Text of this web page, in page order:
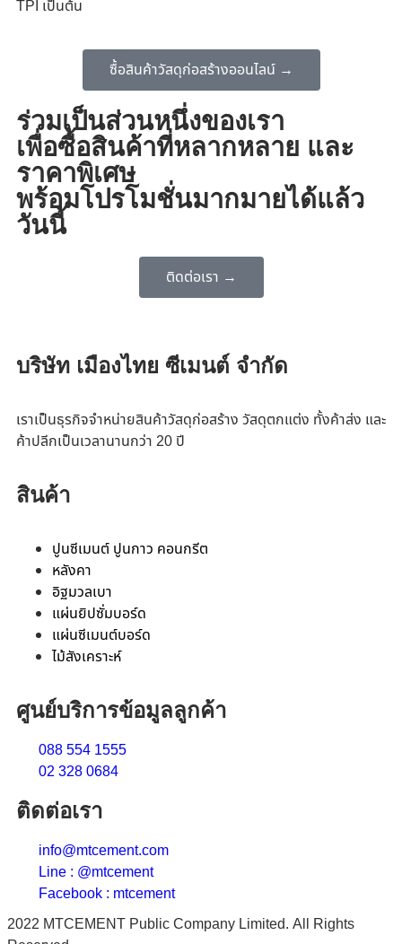
TPI เป็นต้น
ซื้อสินค้าวัสดุก่อสร้างออนไลน์ →
ร่วมเป็นส่วนหนึ่งของเรา
เพื่อซื้อสินค้าที่หลากหลาย และ
ราคาพิเศษ
พร้อมโปรโมชั่นมากมายได้แล้ว
วันนี้
ติดต่อเรา →
บริษัท เมืองไทย ซีเมนต์ จำกัด
เราเป็นธุรกิจจำหน่ายสินค้าวัสดุก่อสร้าง วัสดุตกแต่ง ทั้งค้าส่ง และ
ค้าปลีกเป็นเวลานานกว่า 20 ปี
สินค้า
ปูนซีเมนต์ ปูนกาว คอนกรีต
หลังคา
อิฐมวลเบา
แผ่นยิปซั่มบอร์ด
แผ่นซีเมนต์บอร์ด
ไม้สังเคราะห์
ศูนย์บริการข้อมูลลูกค้า
088 554 1555
02 328 0684
ติดต่อเรา
info@mtcement.com
Line : @mtcement
Facebook : mtcement
2022 MTCEMENT Public Company Limited. All Rights